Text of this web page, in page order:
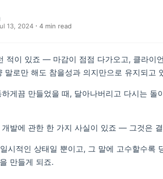
13, 2024
4 min read
적이 있죠 — 마감이 점점 다가오고, 클라이
말로만 해도 참을성과 의지만으로 유지되고
게끔 만들었을 때, 달아나버리고 다시는 돌
발에 관한 한 가지 사실이 있죠 — 그것은
시적인 상태일 뿐이고, 그 말에 고수할수록
만들게 되죠.